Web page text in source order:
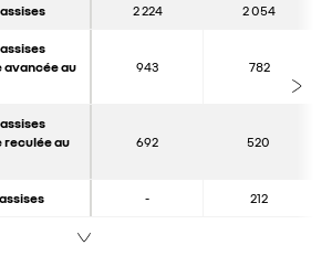
2 224 2 054
au
943 782
reculée au
692 520
- 212